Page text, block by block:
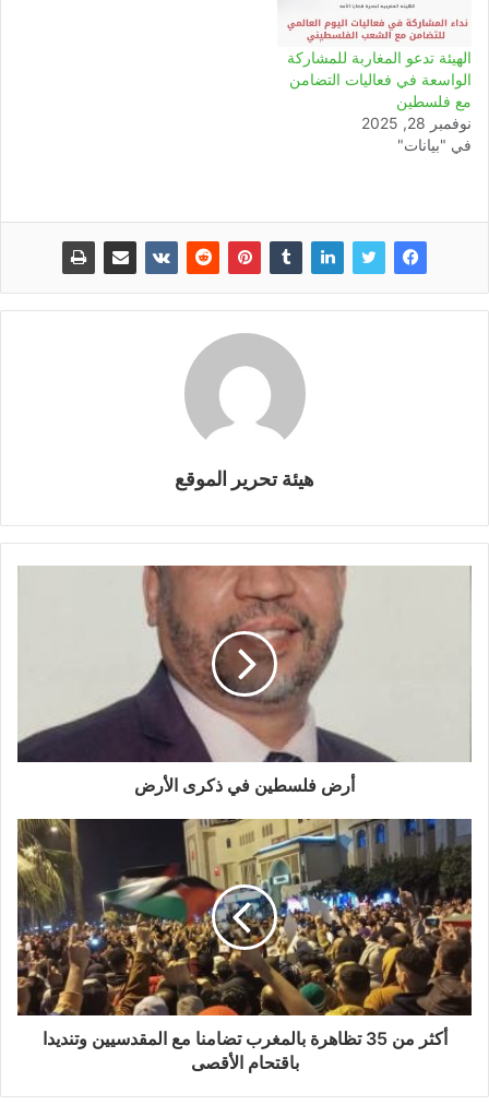
الهيئة تدعو المغاربة للمشاركة
الواسعة في فعاليات التضامن
مع فلسطين
نوفمبر 28, 2025
في "بيانات"
هيئة تحرير الموقع
أرض فلسطين في ذكرى الأرض
أكثر من 35 تظاهرة بالمغرب تضامنا مع المقدسيين وتنديدا
باقتحام الأقصى